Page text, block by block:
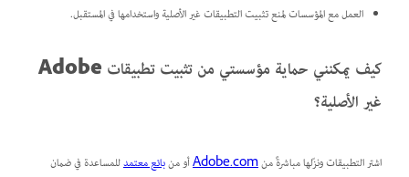
العمل مع المؤسسات لمنع تثبيت التطبيقات غير الأصلية واستخدامها في المستقبل.
كيف يمكنني حماية مؤسستي من تثبيت تطبيقات Adobe
غير الأصلية؟
اشتر التطبيقات ونزّلها مباشرةً منAdobe.comأو منبائع معتمدللمساعدة في ضمان